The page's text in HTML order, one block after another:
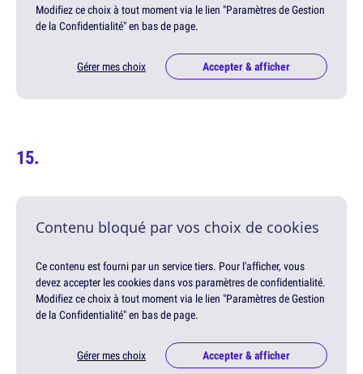
Modifiez ce choix à tout moment via le lien "Paramètres de Gestion
de la Confidentialité" en bas de page.
Gérer mes choix Accepter & afficher
Contenu bloqué par vos choix de cookies
Ce contenu est fourni par un service tiers. Pour l'afficher, vous
devez accepter les cookies dans vos paramètres de confidentialité.
Modifiez ce choix à tout moment via le lien "Paramètres de Gestion
de la Confidentialité" en bas de page.
Gérer mes choix Accepter & afficher